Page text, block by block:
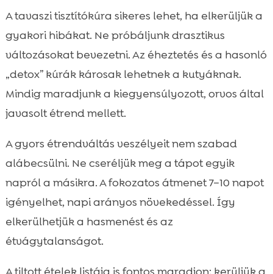
A tavaszi tisztítókúra sikeres lehet, ha elkerüljük a
gyakori hibákat. Ne próbáljunk drasztikus
változásokat bevezetni. Az éheztetés és a hasonló
„detox” kúrák károsak lehetnek a kutyáknak.
Mindig maradjunk a kiegyensúlyozott, orvos által
javasolt étrend mellett.
A gyors étrendváltás veszélyeit nem szabad
alábecsülni. Ne cseréljük meg a tápot egyik
napról a másikra. A fokozatos átmenet 7–10 napot
igényelhet, napi arányos növekedéssel. Így
elkerülhetjük a hasmenést és az
étvágytalanságot.